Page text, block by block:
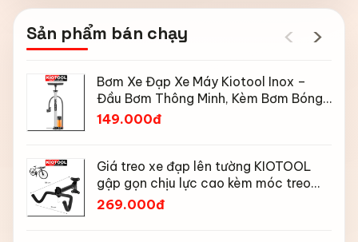
Sản phẩm bán chạy ‹ ›
Bơm Xe Đạp Xe Máy Kiotool Inox –
Đầu Bơm Thông Minh, Kèm Bơm Bóng,
Đồng Hồ 160 PSI
149.000đ
Giá treo xe đạp lên tường KIOTOOL
gập gọn chịu lực cao kèm móc treo
mũ bảo hiểm
269.000đ